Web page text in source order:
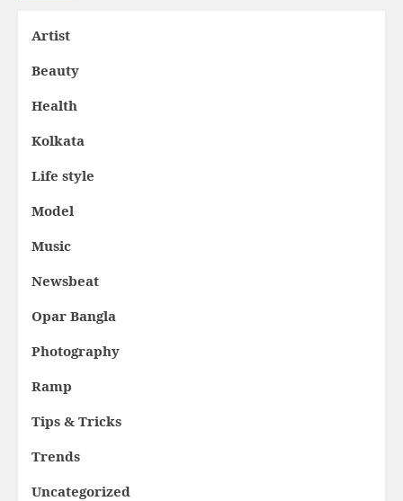
Artist
Beauty
Health
Kolkata
Life style
Model
Music
Newsbeat
Opar Bangla
Photography
Ramp
Tips & Tricks
Trends
Uncategorized